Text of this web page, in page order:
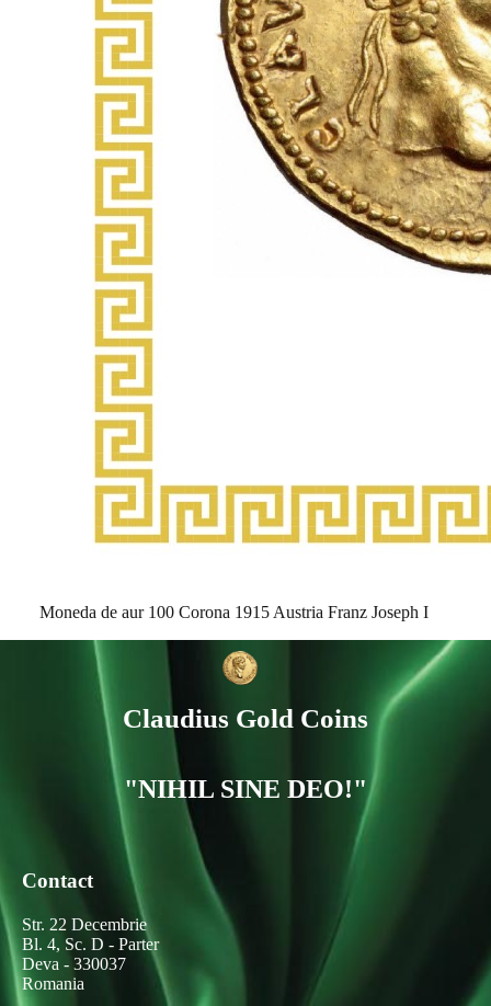
Moneda de aur 100 Corona 1915 Austria Franz Joseph I
Claudius Gold Coins
"NIHIL SINE DEO!"
Contact
Str. 22 Decembrie
Bl. 4, Sc. D - Parter
Deva - 330037
Romania